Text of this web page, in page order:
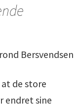
Bersvendsen
de store
endret sine